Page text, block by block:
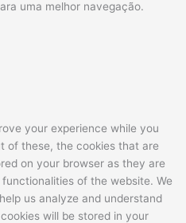
uma melhor navegação.
your experience while you
of these, the cookies that are
on your browser as they are
of the website. We
us analyze and understand
will be stored in your